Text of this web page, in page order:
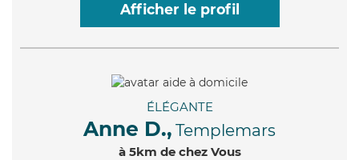
Afficher le profil
ÉLÉGANTE
Anne D., Templemars
à 5km de chez Vous